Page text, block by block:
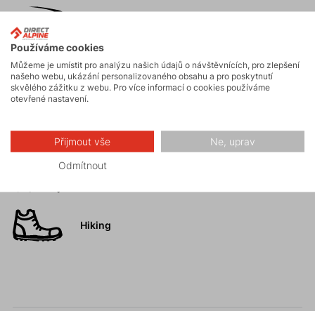
Turistika
ferraty
Vysokohorská
Hiking
Používáme cookies
Můžeme je umístit pro analýzu našich údajů o návštěvnících, pro zlepšení
našeho webu, ukázání personalizovaného obsahu a pro poskytnutí
skvělého zážitku z webu. Pro více informací o cookies používáme
otevřené nastavení.
Přijmout vše Ne, uprav
Odmítnout